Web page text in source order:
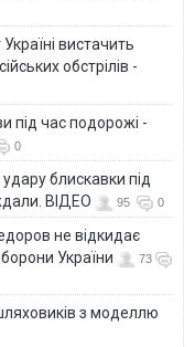
вистачить
обстрілів -
під час подорожі -
0
удару блискавки під
ВІДЕО
95 0
не відкидає
України
73
з моделлю